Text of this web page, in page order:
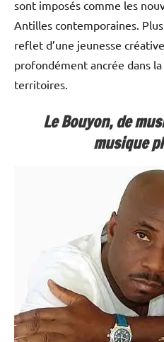
sont imposés comme les
Antilles contemporaines.
reflet d’une jeunesse
profondément ancrée dans
territoires.
Le Bouyon, de
musique